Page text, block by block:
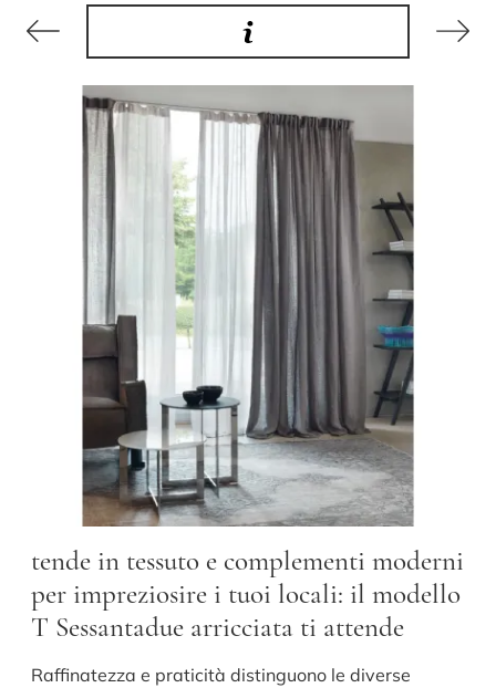
tende in tessuto e complementi moderni
per impreziosire i tuoi locali: il modello
T Sessantadue arricciata ti attende
Raffinatezza e praticità distinguono le diverse